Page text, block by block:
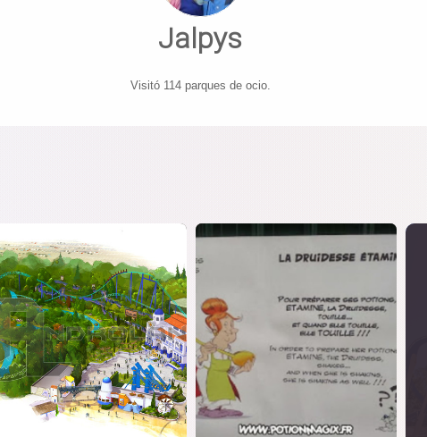
Jalpys
Visitó 114 parques de ocio.